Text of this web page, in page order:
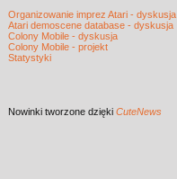
Organizowanie imprez Atari - dyskusja
Atari demoscene database - dyskusja
Colony Mobile - dyskusja
Colony Mobile - projekt
Statystyki
Nowinki tworzone dzięki CuteNews